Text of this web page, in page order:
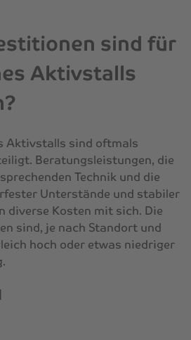
sind für
Aktivstalls
Aktivstalls sind oftmals
Beratungsleistungen, die
Technik und die
Unterstände und stabiler
diverse Kosten mit sich. Die
sind, je nach Standort und
hoch oder etwas niedriger